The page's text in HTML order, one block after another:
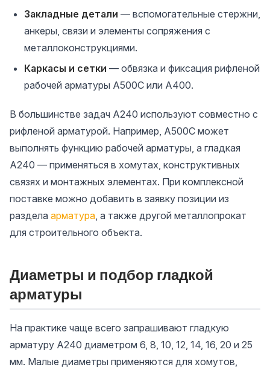
Закладные детали — вспомогательные стержни,
анкеры, связи и элементы сопряжения с
металлоконструкциями.
Каркасы и сетки — обвязка и фиксация рифленой
рабочей арматуры А500С или А400.
В большинстве задач А240 используют совместно с
рифленой арматурой. Например, А500С может
выполнять функцию рабочей арматуры, а гладкая
А240 — применяться в хомутах, конструктивных
связях и монтажных элементах. При комплексной
поставке можно добавить в заявку позиции из
раздела арматура, а также другой металлопрокат
для строительного объекта.
Диаметры и подбор гладкой
арматуры
На практике чаще всего запрашивают гладкую
арматуру А240 диаметром 6, 8, 10, 12, 14, 16, 20 и 25
мм. Малые диаметры применяются для хомутов,